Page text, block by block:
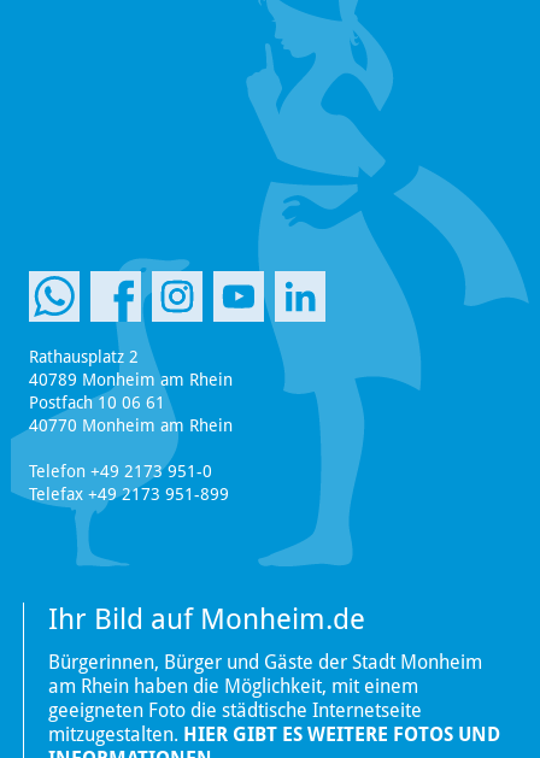
Rathausplatz 2
40789 Monheim am Rhein
Postfach 10 06 61
40770 Monheim am Rhein
Telefon +49 2173 951-0
Telefax +49 2173 951-899
Ihr Bild auf Monheim.de
Bürgerinnen, Bürger und Gäste der Stadt Monheim
am Rhein haben die Möglichkeit, mit einem
geeigneten Foto die städtische Internetseite
mitzugestalten. HIER GIBT ES WEITERE FOTOS UND